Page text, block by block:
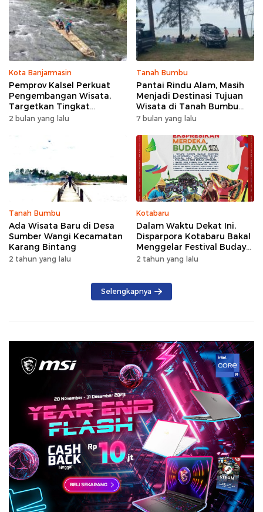
Kota Banjarmasin
Pemprov Kalsel Perkuat
Pengembangan Wisata,
Targetkan Tingkat
Kunjungan Naik 5 Persen di
2 bulan yang lalu
Tanah Bumbu
Pantai Rindu Alam, Masih
Menjadi Destinasi Tujuan
Wisata di Tanah Bumbu
dengan Rindangnya Pohon
7 bulan yang lalu
Tanah Bumbu
Ada Wisata Baru di Desa
Sumber Wangi Kecamatan
Karang Bintang
2 tahun yang lalu
Kotabaru
Dalam Waktu Dekat Ini,
Disparpora Kotabaru Bakal
Menggelar Festival Budaya
Saijaan 2024
2 tahun yang lalu
Selengkapnya